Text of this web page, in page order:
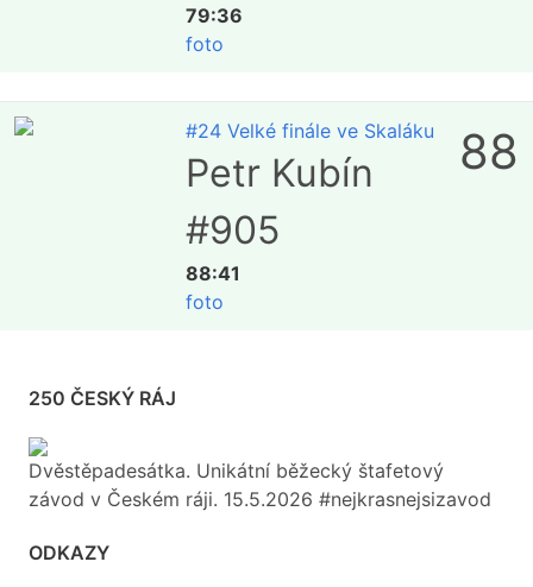
79:36
foto
#24 Velké finále ve Skaláku
Petr Kubín
#905
88:41
foto
88
250 ČESKÝ RÁJ
Dvěstěpadesátka. Unikátní běžecký štafetový
závod v Českém ráji. 15.5.2026 #nejkrasnejsizavod
ODKAZY